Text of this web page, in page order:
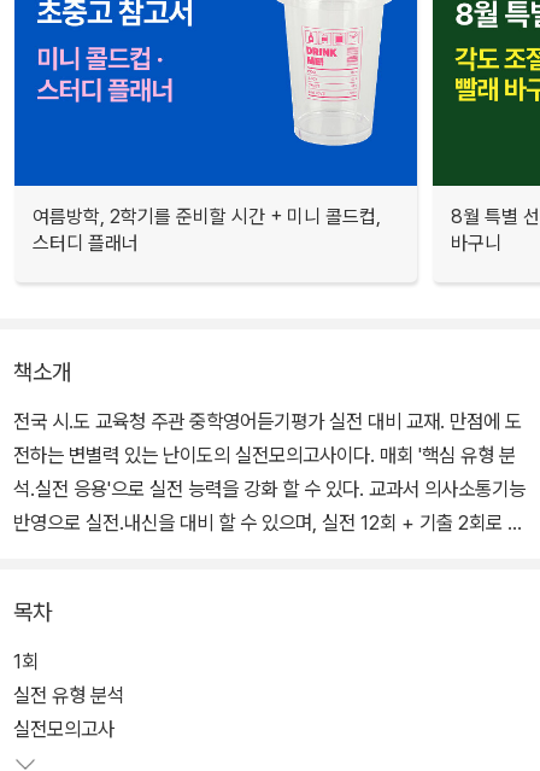
여름방학, 2학기를 준비할 시간 + 미니 콜드컵,
스터디 플래너
8월 특별
바구니
책소개
전국 시.도 교육청 주관 중학영어듣기평가 실전 대비 교재. 만점에 도
전하는 변별력 있는 난이도의 실전모의고사이다. 매회 '핵심 유형 분
석.실전 응용'으로 실전 능력을 강화 할 수 있다. 교과서 의사소통기능
반영으로 실전.내신을 대비 할 수 있으며, 실전 12회 + 기출 2회로 단
목차
1회
실전 유형 분석
실전모의고사